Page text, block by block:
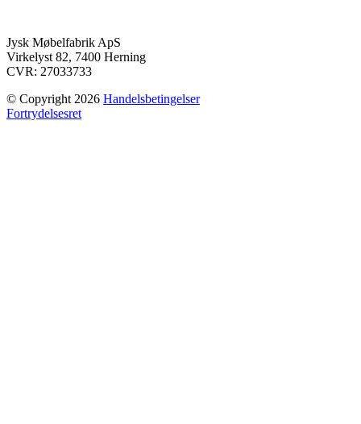
Jysk Møbelfabrik ApS
Virkelyst 82, 7400 Herning
CVR: 27033733
© Copyright 2026 Handelsbetingelser
Fortrydelsesret